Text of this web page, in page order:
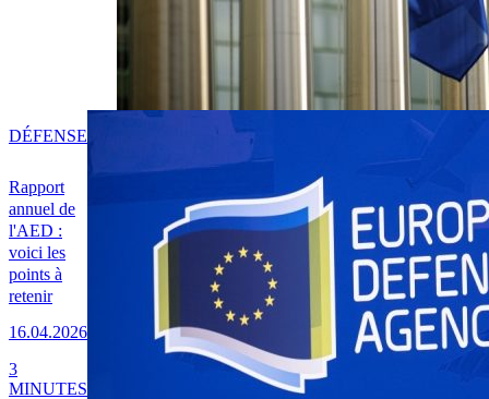
Rapport
annuel de
l'AED :
voici les
points à
retenir
16.04.2026
DÉFENSE
3
MINUTES